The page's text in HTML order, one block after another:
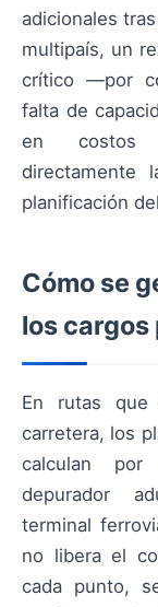
adicionales
multipaís, un
crítico —por
falta de
en costos
directamente
planificación del
Cómo se
los
En rutas que
carretera, los
calculan
depurador
terminal
no libera el
cada punto,